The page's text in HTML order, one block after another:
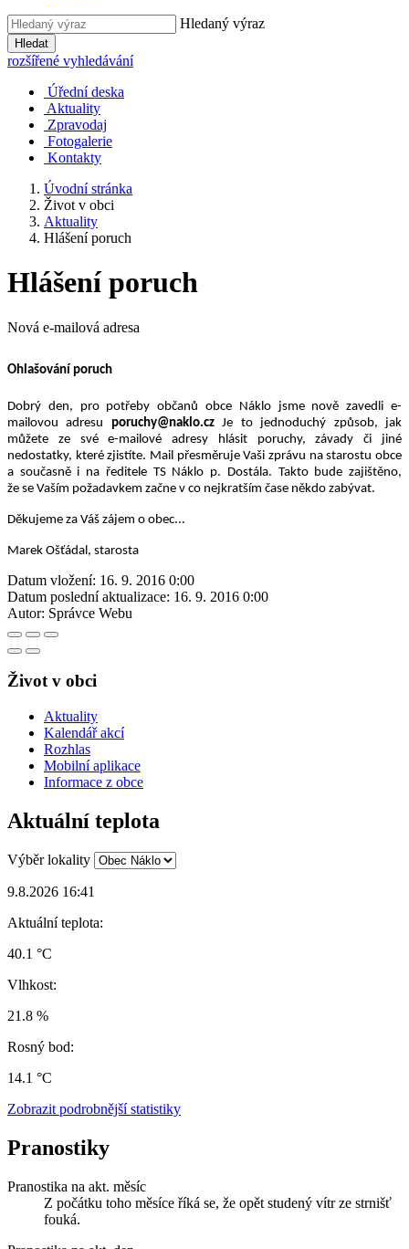
Hledaný výraz
Hledat
rozšířené vyhledávání
Úřední deska
Aktuality
Zpravodaj
Fotogalerie
Kontakty
Úvodní stránka
Život v obci
Aktuality
Hlášení poruch
Hlášení poruch
Nová e-mailová adresa
Ohlašování poruch
Dobrý den, pro potřeby občanů obce Náklo jsme nově zavedli e-
mailovou adresu poruchy@naklo.czJe to jednoduchý způsob, jak
můžete ze své e-mailové adresy hlásit poruchy, závady či jiné
nedostatky, které zjistíte. Mail přesměruje Vaši zprávu na starostu obce
a současně i na ředitele TS Náklo p. Dostála. Takto bude zajištěno,
že se Vaším požadavkem začne v co nejkratším čase někdo zabývat.
Děkujeme za Váš zájem o obec...
Marek Ošťádal, starosta
Datum vložení: 16. 9. 2016 0:00
Datum poslední aktualizace: 16. 9. 2016 0:00
Autor: Správce Webu
Život v obci
Aktuality
Kalendář akcí
Rozhlas
Mobilní aplikace
Informace z obce
Aktuální teplota
Výběr lokality
9.8.2026 16:41
Aktuální teplota:
40.1 °C
Vlhkost:
21.8 %
Rosný bod:
14.1 °C
Zobrazit podrobnější statistiky
Pranostiky
Pranostika na akt. měsíc
Z počátku toho měsíce říká se, že opět studený vítr ze strnišť
fouká.